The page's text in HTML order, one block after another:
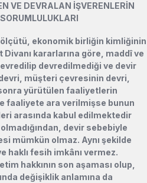
VE DEVRALAN İŞVERENLERİN
ekonomik birliğin kimliğinin
Divanı kararlarına göre, maddî ve
devredilmediği ve devir
müşteri çevresinin devri,
yürütülen faaliyetlerin
faaliyete ara verilmişse bunun
arasında kabul edilmektedir
devir sebebiyle
mümkün olmaz. Aynı şekilde
haklı fesih imkânı vermez.
hakkının son aşaması olup,
değişiklik anlamına da